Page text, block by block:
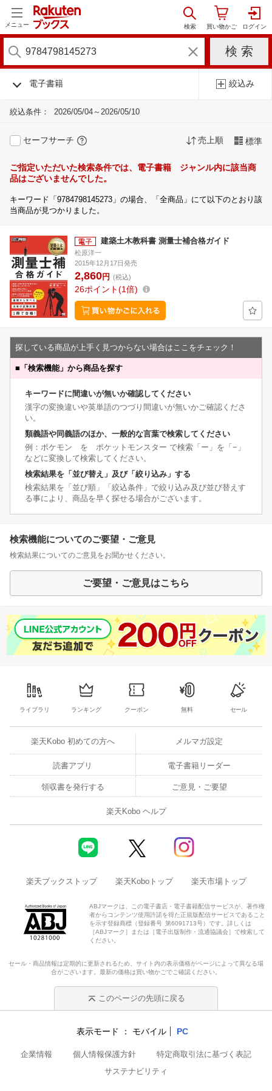
メニュー
電子書籍 絞込み
絞込条件： 2026/05/04～2026/05/10
セーフサーチ 売上順 標準
ご指定いただいた検索条件では、電子書籍 ジャンル内に該当商
品はございませんでした。
キーワード「9784798145273」の場合、「全商品」にて以下のとおり該
当商品が見つかりました。
建築土木教科書 測量士補合格ガイド
松原洋一
2015年12月17日発売
2,860円 (税込)
26ポイント 1倍
探している商品が上手く見つからない場合はここをチェック！
■ 「検索機能」から商品を探す
キーワードに間違いが無いか確認してください
漢字の変換違いや英単語のつづり間違いが無いかご確認くださ
い。
類義語や同義語のほか、一般的な言葉で検索してください
例：ポケモン を ポケットモンスター で検索「ー」を「−」
などに変換して検索してください。
検索結果を「並び替え」及び「絞り込み」する
検索結果を「並び順」「絞込条件」で絞り込み及び並び替えす
る事により、商品を早く探せる場合がございます。
検索機能についてのご要望・ご意見
検索結果についてのご意見をお聞かせください。
ご要望・ご意見はこちら
ライブラリ ランキング クーポン 無料 セール
楽天Kobo 初めての方へ メルマガ設定
読書アプリ 電子書籍リーダー
領収書を発行する ご意見・ご要望
楽天Kobo ヘルプ
楽天ブックストップ 楽天Koboトップ 楽天市場トップ
ABJマークは、この電子書店・電子書籍配信サービスが、著作権
者からコンテンツ使用許諾を得た正規版配信サービスであること
を示す登録商標（登録番号 第6091713号）です。詳しくは
［ABJマーク］または［電子出版制作・流通協議会］で検索して
ください。
セール・商品情報は定期的に更新されるため、サイト内の表示価格がページによって異なる場
合がございます。最新の価格は買い物かごでご確認ください。
このページの先頭に戻る
表示モード モバイル PC
企業情報 個人情報保護方針
特定商取引法に基づく表記
サステナビリティ